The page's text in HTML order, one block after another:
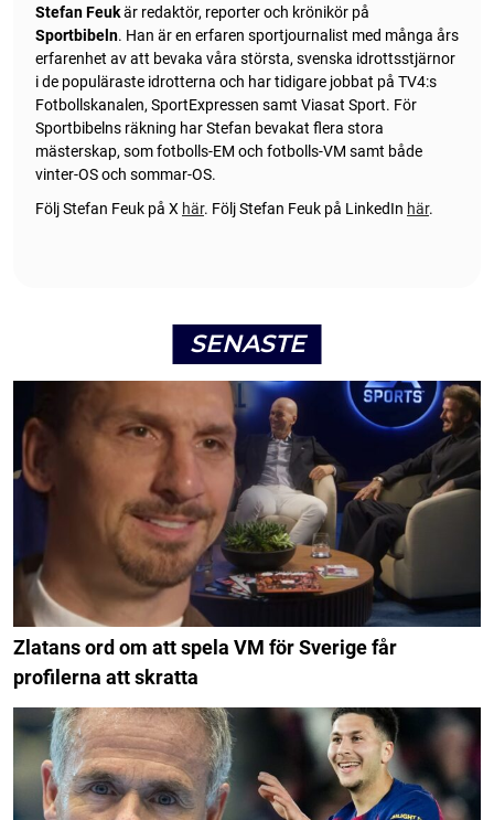
Stefan Feukär redaktör, reporter och krönikör på
Sportbibeln. Han är en erfaren sportjournalist med många års
erfarenhet av att bevaka våra största, svenska idrottsstjärnor
i de populäraste idrotterna och har tidigare jobbat på TV4:s
Fotbollskanalen, SportExpressen samt Viasat Sport. För
Sportbibelns räkning har Stefan bevakat flera stora
mästerskap, som fotbolls-EM och fotbolls-VM samt både
vinter-OS och sommar-OS.
Följ Stefan Feuk på X här. Följ Stefan Feuk på LinkedIn här.
SENASTE
Zlatans ord om att spela VM för Sverige får
profilerna att skratta